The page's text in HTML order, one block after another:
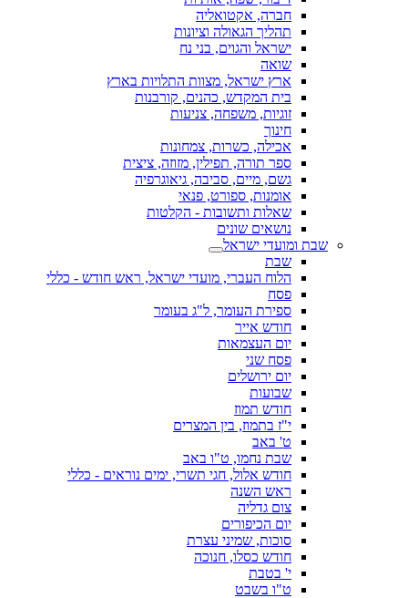
חברה, אקטואליה
תהליך הגאולה וציונות
ישראל והגוים, בני נח
שואה
ארץ ישראל, מצוות התלויות בארץ
בית המקדש, כהנים, קורבנות
זוגיות, משפחה, צניעות
חינוך
אכילה, כשרות, צמחונות
ספר תורה, תפילין, מזוזה, ציצית
גשם, מיים, סביבה, גיאוגרפיה
אומנות, ספורט, פנאי
שאלות ותשובות - הקלטות
נושאים שונים
שבת ומועדי ישראל
שבת
הלוח העברי, מועדי ישראל, ראש חודש - כללי
פסח
ספירת העומר, ל"ג בעומר
חודש אייר
יום העצמאות
פסח שני
יום ירושלים
שבועות
חודש תמוז
י"ז בתמוז, בין המצרים
ט' באב
שבת נחמו, ט"ו באב
חודש אלול, חגי תשרי, ימים נוראים - כללי
ראש השנה
צום גדליה
יום הכיפורים
סוכות, שמיני עצרת
חודש כסלו, חנוכה
י' בטבת
ט"ו בשבט